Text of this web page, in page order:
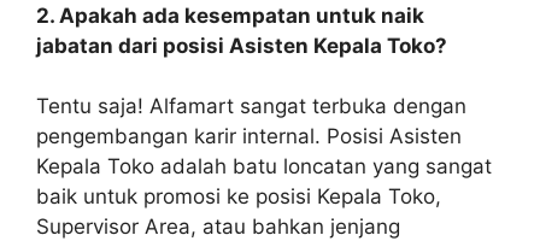
2. Apakah ada kesempatan untuk naik
jabatan dari posisi Asisten Kepala Toko?
Tentu saja! Alfamart sangat terbuka dengan
pengembangan karir internal. Posisi Asisten
Kepala Toko adalah batu loncatan yang sangat
baik untuk promosi ke posisi Kepala Toko,
Supervisor Area, atau bahkan jenjang